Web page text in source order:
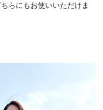
らにもお使いいただけま